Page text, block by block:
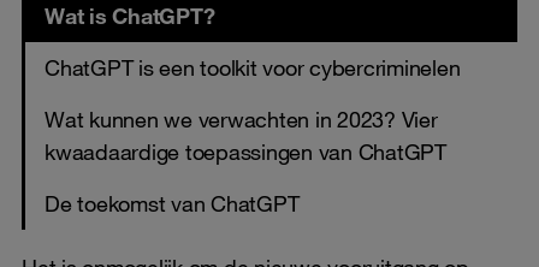
Wat is ChatGPT?
ChatGPT is een toolkit voor cybercriminelen
Wat kunnen we verwachten in 2023? Vier
kwaadaardige toepassingen van ChatGPT
De toekomst van ChatGPT